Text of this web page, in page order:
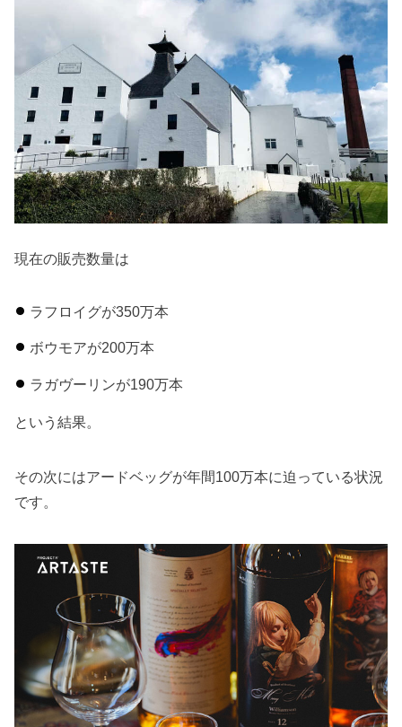
現在の販売数量は
ラフロイグが350万本
ボウモアが200万本
ラガヴーリンが190万本
という結果。
その次にはアードベッグが年間100万本に迫っている状況
です。